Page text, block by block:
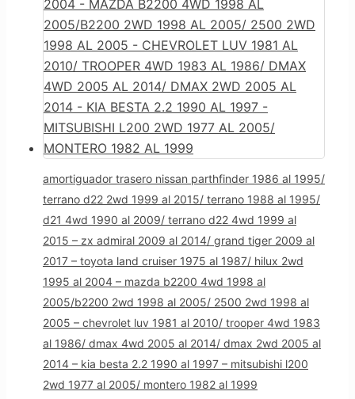
amortiguador trasero nissan parthfinder 1986 al 1995/
terrano d22 2wd 1999 al 2015/ terrano 1988 al 1995/
d21 4wd 1990 al 2009/ terrano d22 4wd 1999 al
2015 – zx admiral 2009 al 2014/ grand tiger 2009 al
2017 – toyota land cruiser 1975 al 1987/ hilux 2wd
1995 al 2004 – mazda b2200 4wd 1998 al
2005/b2200 2wd 1998 al 2005/ 2500 2wd 1998 al
2005 – chevrolet luv 1981 al 2010/ trooper 4wd 1983
al 1986/ dmax 4wd 2005 al 2014/ dmax 2wd 2005 al
2014 – kia besta 2.2 1990 al 1997 – mitsubishi l200
2wd 1977 al 2005/ montero 1982 al 1999